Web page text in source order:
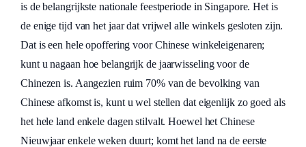
is de belangrijkste nationale feestperiode in Singapore. Het is
de enige tijd van het jaar dat vrijwel alle winkels gesloten zijn.
Dat is een hele opoffering voor Chinese winkeleigenaren;
kunt u nagaan hoe belangrijk de jaarwisseling voor de
Chinezen is. Aangezien ruim 70% van de bevolking van
Chinese afkomst is, kunt u wel stellen dat eigenlijk zo goed als
het hele land enkele dagen stilvalt. Hoewel het Chinese
Nieuwjaar enkele weken duurt; komt het land na de eerste